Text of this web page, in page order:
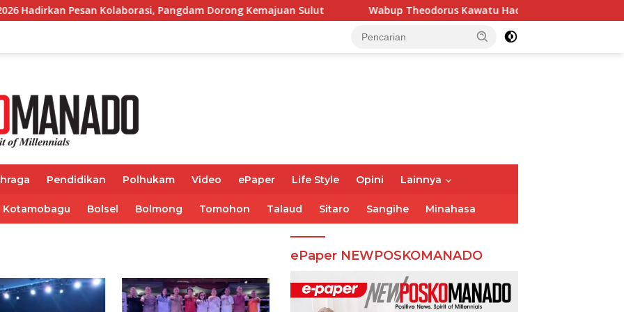
Kolaborasi, Pangdam Dorong Kemajuan Sulut Wabup Theodorus Kawatu Hadiri HUT ke-166 Desa Malola,
Pendidikan Polhukam Video ePaper Life Style Opini Lainnya
Kotamobagu Bolsel Bolmong Tomohon Talaud Sitaro Sangihe Minahasa
ePaper NEWPOSKOMANADO